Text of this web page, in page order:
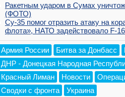
Ракетным ударом в Сумах
(ФОТО)
Су-35 помог отразить атаку на
флота», НАТО задействовало F-16
Армия России Битва за Донбасс
ДНР - Донецкая Народная
Красный Лиман
Новости
Сводки с фронта
Украина